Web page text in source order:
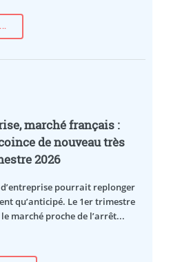
marché français :
de nouveau très
2026
pourrait replonger
qu’anticipé. Le 1er trimestre
marché proche de l’arrêt...